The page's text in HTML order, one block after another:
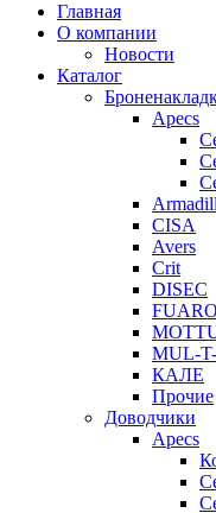
Главная
О компании
Новости
Каталог
Apecs
CISA
Avers
Crit
DISEC
FUARO
MUL-
КАЛЕ
Прочие
Доводчики
Apecs